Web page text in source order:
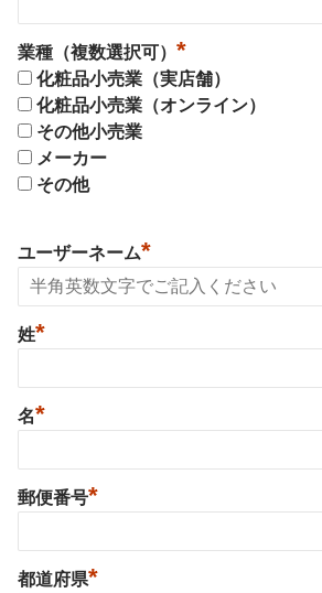
業種（複数選択可） *
化粧品小売業（実店舗）
化粧品小売業（オンライン）
その他小売業
メーカー
その他
ユーザーネーム*
姓*
名*
郵便番号*
都道府県*